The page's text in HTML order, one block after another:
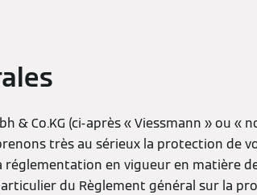
& Co.KG (ci-après « Viessmann » ou «
très au sérieux la protection de
en vigueur en matière
du Règlement général sur la